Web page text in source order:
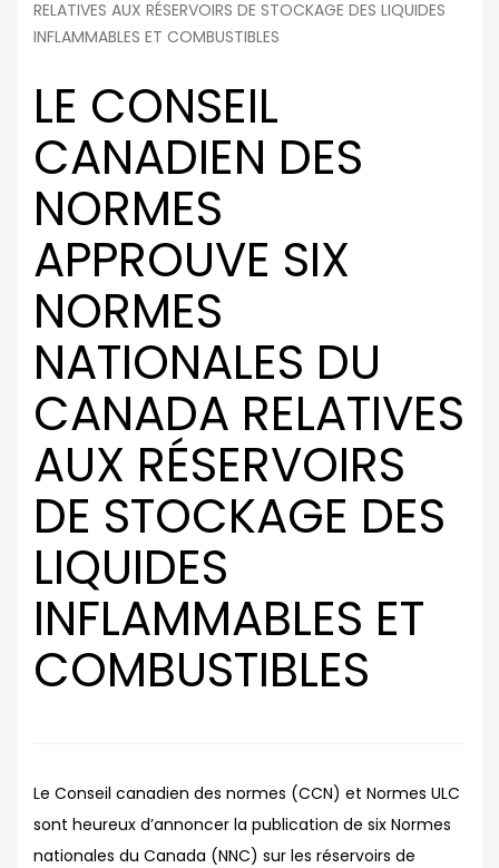
RELATIVES AUX RÉSERVOIRS DE STOCKAGE DES LIQUIDES
INFLAMMABLES ET COMBUSTIBLES
LE CONSEIL
CANADIEN DES
NORMES
APPROUVE SIX
NORMES
NATIONALES DU
CANADA RELATIVES
AUX RÉSERVOIRS
DE STOCKAGE DES
LIQUIDES
INFLAMMABLES ET
COMBUSTIBLES
Le Conseil canadien des normes (CCN) et Normes ULC
sont heureux d’annoncer la publication de six Normes
nationales du Canada (NNC) sur les réservoirs de